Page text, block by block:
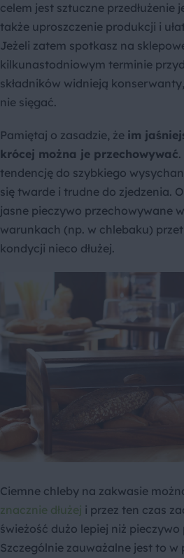
celem jest sztuczne przedłużenie
także uproszczenie produkcji i
Jeżeli zatem spotkasz na
kilkunastodniowym terminie
składników widnieją
nie sięgać.
Pamiętaj o zasadzie, że im
krócej można je przechowywać
tendencję do szybkiego
się twarde i trudne do zjedzenia.
jasne pieczywo przechowywane
warunkach (np. w chlebaku)
kondycji nieco dłużej.
Ciemne chleby na zakwasie
znacznie dłużej i przez ten czas
świeżość dużo lepiej niż pieczywo
Szczególnie zauważalne jest to w